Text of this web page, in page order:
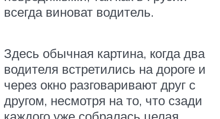
всегда виноват водитель.
Здесь обычная картина, когда два
водителя встретились на дороге и
через окно разговаривают друг с
другом, несмотря на то, что сзади
каждого уже собралась целая